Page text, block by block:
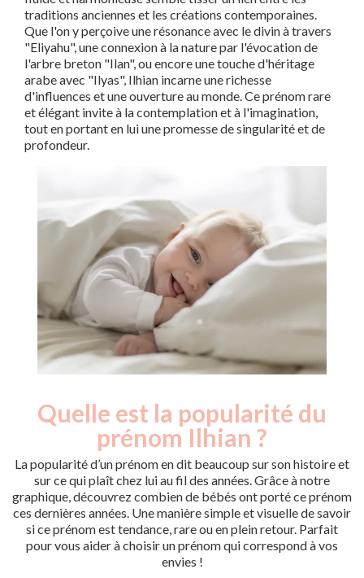
traditions anciennes et les créations contemporaines.
Que l'on y perçoive une résonance avec le divin à travers
"Eliyahu", une connexion à la nature par l'évocation de
l'arbre breton "Ilan", ou encore une touche d'héritage
arabe avec "Ilyas", Ilhian incarne une richesse
d'influences et une ouverture au monde. Ce prénom rare
et élégant invite à la contemplation et à l'imagination,
tout en portant en lui une promesse de singularité et de
profondeur.
Quelle est la popularité du
prénom Ilhian ?
La popularité d’un prénom en dit beaucoup sur son histoire et
sur ce qui plaît chez lui au fil des années. Grâce à notre
graphique, découvrez combien de bébés ont porté ce prénom
ces dernières années. Une manière simple et visuelle de savoir
si ce prénom est tendance, rare ou en plein retour. Parfait
pour vous aider à choisir un prénom qui correspond à vos
envies !
Popularité du
prénom Ilhian par
année
Année
Nouveaux-
nés
2013
5